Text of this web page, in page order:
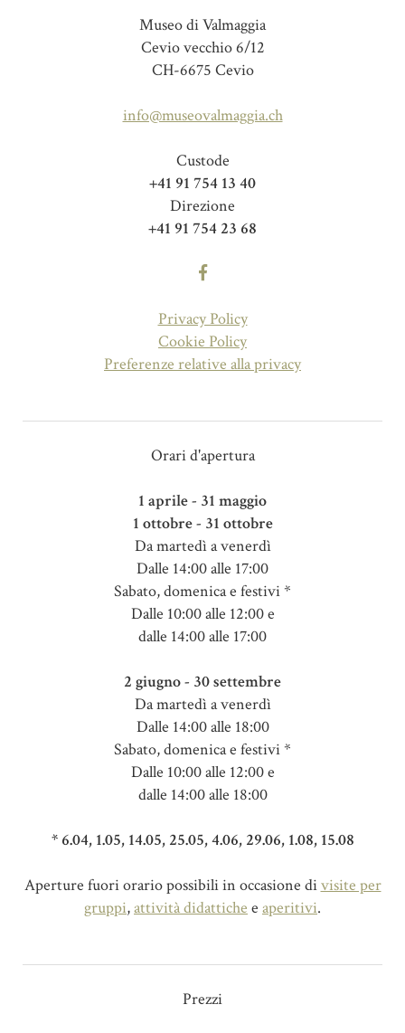
Museo di Valmaggia
Cevio vecchio 6/12
CH-6675 Cevio
info@museovalmaggia.ch
Custode
+41 91 754 13 40
Direzione
+41 91 754 23 68
Privacy Policy
Cookie Policy
Preferenze relative alla privacy
Orari d'apertura
1 aprile - 31 maggio
1 ottobre - 31 ottobre
Da martedì a venerdì
Dalle 14:00 alle 17:00
Sabato, domenica e festivi *
Dalle 10:00 alle 12:00 e
dalle 14:00 alle 17:00
2 giugno - 30 settembre
Da martedì a venerdì
Dalle 14:00 alle 18:00
Sabato, domenica e festivi *
Dalle 10:00 alle 12:00 e
dalle 14:00 alle 18:00
* 6.04, 1.05, 14.05, 25.05, 4.06, 29.06, 1.08, 15.08
Aperture fuori orario possibili in occasione divisite per
gruppi,attività didattiche e aperitivi.
Prezzi